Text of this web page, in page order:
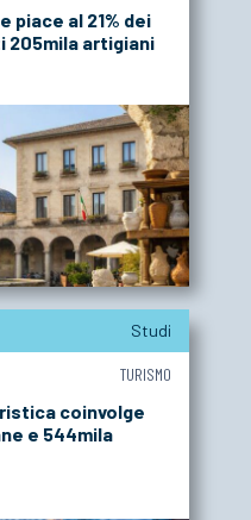
piace al 21% dei
205mila artigiani
Studi
TURISMO
coinvolge
e 544mila